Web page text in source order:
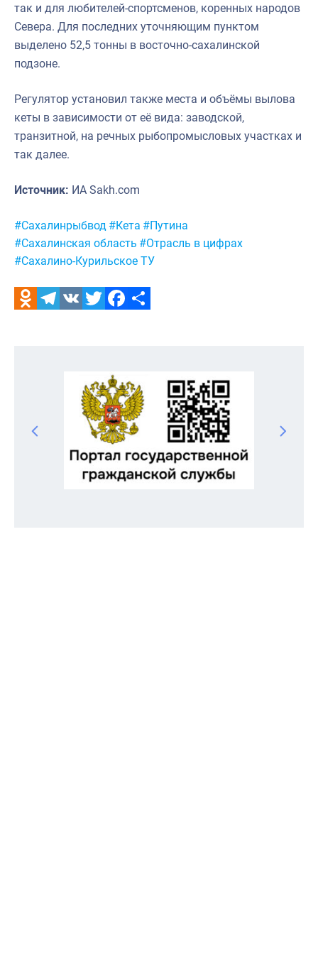
так и для любителей-спортсменов, коренных народов
Севера. Для последних уточняющим пунктом
выделено 52,5 тонны в восточно-сахалинской
подзоне.
Регулятор установил также места и объёмы вылова
кеты в зависимости от её вида: заводской,
транзитной, на речных рыбопромысловых участках и
так далее.
Источник: ИА Sakh.com
Метки:
#Сахалинрыбвод #Кета #Путина
#Сахалинская область #Отрасль в цифрах
#Сахалино-Курильское ТУ